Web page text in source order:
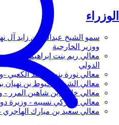
الوزراء
سمو الشيخ عبدالله بن زايد آل
ووزير الخارجية
معالي ريم بنت إبراهيم
الدولي
معالي نورة بنت محمد الكعبي -
معالي الشيخ شخبوط بن نهيان
معالي خليفة بن شاهين المرر -
معالي لانا زكي نسيبه - وزيرة
معالي سعيد بن مبارك الهاجري